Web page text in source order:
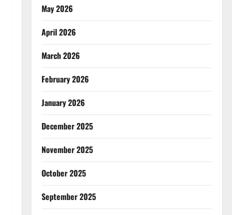
May 2026
April 2026
March 2026
February 2026
January 2026
December 2025
November 2025
October 2025
September 2025